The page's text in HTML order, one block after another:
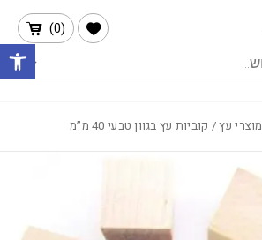
(
0
)
הרשימה שלי
מוצרי עץ/ קוביות עץ בגוון טבעי 40 מ”מ